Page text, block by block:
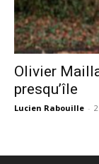
Olivier
presqu’île
Lucien Rabouille -